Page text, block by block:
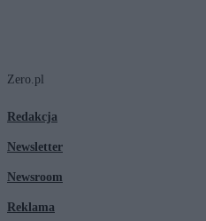
Zero.pl
Redakcja
Newsletter
Newsroom
Reklama